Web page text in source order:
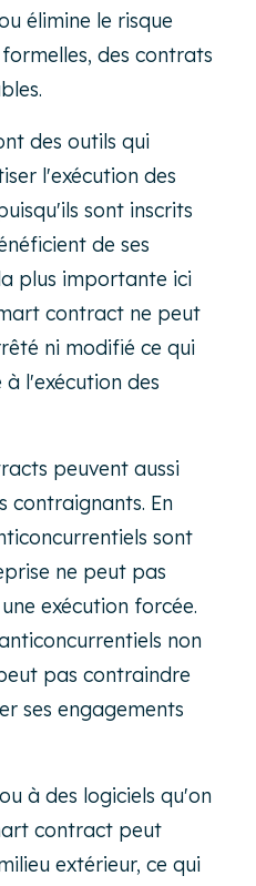
élimine le risque
des contrats
des outils qui
l'exécution des
sont inscrits
de ses
plus importante ici
contract ne peut
ni modifié ce qui
l'exécution des
peuvent aussi
contraignants. En
sont
ne peut pas
exécution forcée.
non
pas contraindre
ses engagements
à des logiciels qu'on
contract peut
extérieur, ce qui